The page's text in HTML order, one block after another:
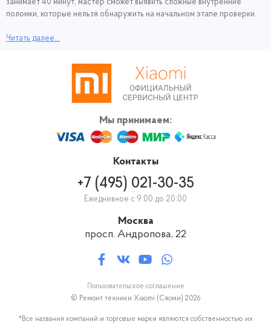
занимает 40 минут, мастер сможет выявить сложные внутренние
поломки, которые нельзя обнаружить на начальном этапе проверки.
Диагностика для наших клиентов совершенно бесплатная и проходит
нам, специалист проводит диагностику, устанавливает причину сбоя, и
оглашает цену и вид ремонтных работ.
Читать далее...
Мы принимаем:
Контакты
+7 (495) 021-30-35
Ежедневное с 9:00 до 20:00
Москва
просп. Андропова, 22
Пользовательское соглашение
© Ремонт техники Xiaomi (Сяоми) 2026
*Все названия компаний и торговые марки являются собственностью их